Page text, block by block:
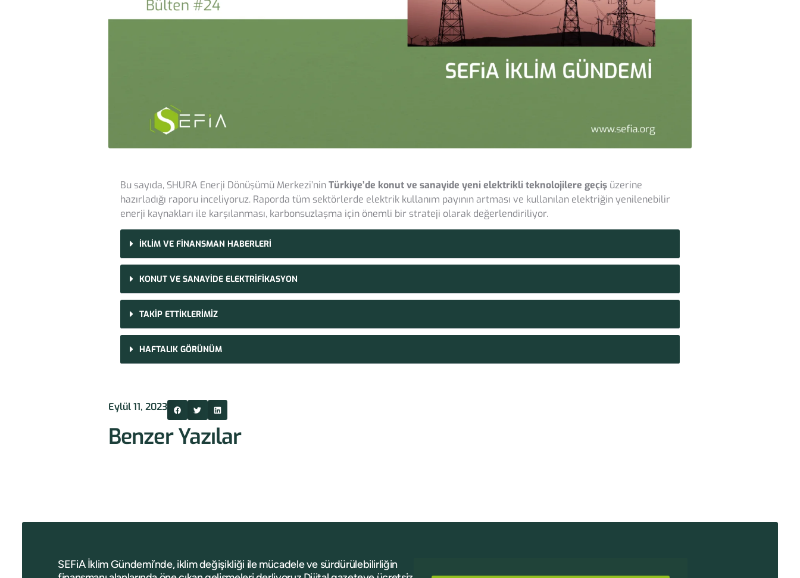
Bu sayıda, SHURA Enerji Dönüşümü Merkezi’ninTürkiye’de konut ve sanayide yeni elektrikli teknolojilere geçiş üzerine
hazırladığı raporu inceliyoruz. Raporda tüm sektörlerde elektrik kullanım payının artması ve kullanılan elektriğin yenilenebilir
enerji kaynakları ile karşılanması, karbonsuzlaşma için önemli bir strateji olarak değerlendiriliyor.
İKLİM VE FİNANSMAN HABERLERİ
KONUT VE SANAYİDE ELEKTRİFİKASYON
TAKİP ETTİKLERİMİZ
HAFTALIK GÖRÜNÜM
Eylül 11, 2023
Benzer Yazılar
SEFiA İklim Gündemi’nde, iklim değişikliği ile mücadele ve sürdürülebilirliğin